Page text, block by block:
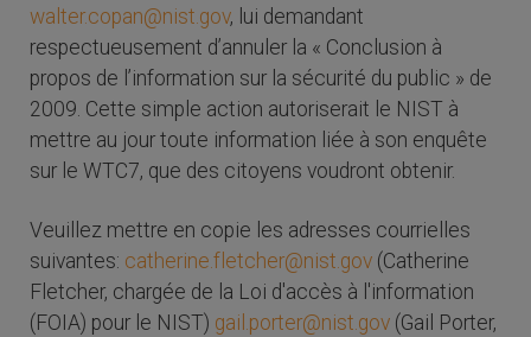
walter.copan@nist.gov, lui demandant
respectueusement d’annuler la « Conclusion à
propos de l’information sur la sécurité du public » de
2009. Cette simple action autoriserait le NIST à
mettre au jour toute information liée à son enquête
sur le WTC7, que des citoyens voudront obtenir.
Veuillez mettre en copie les adresses courrielles
suivantes: catherine.fletcher@nist.gov (Catherine
Fletcher, chargée de la Loi d'accès à l'information
(FOIA) pour le NIST) gail.porter@nist.gov (Gail Porter,